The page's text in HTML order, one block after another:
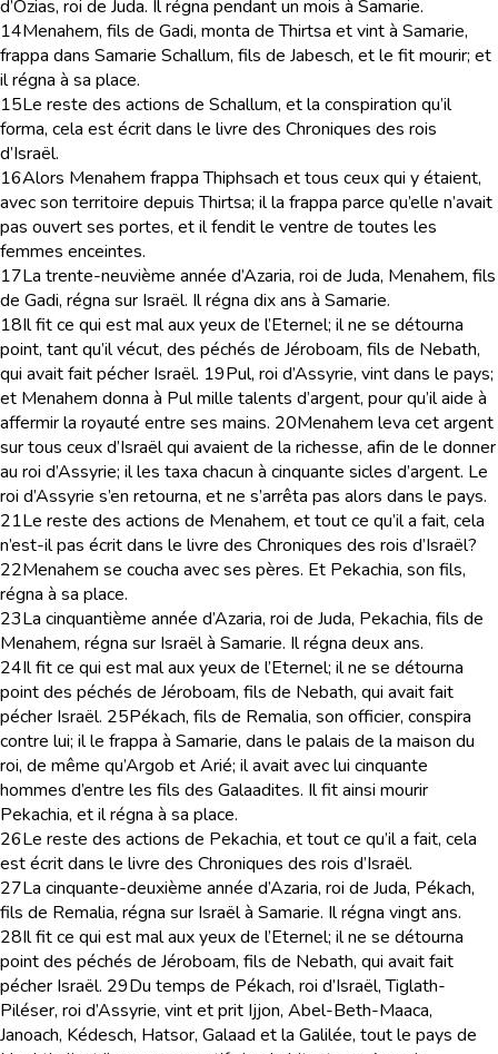
d’Ozias, roi de Juda. Il régna pendant un mois à Samarie.
14Menahem, fils de Gadi, monta de Thirtsa et vint à Samarie,
frappa dans Samarie Schallum, fils de Jabesch, et le fit mourir; et
il régna à sa place.
15Le reste des actions de Schallum, et la conspiration qu’il
forma, cela est écrit dans le livre des Chroniques des rois
d’Israël.
16Alors Menahem frappa Thiphsach et tous ceux qui y étaient,
avec son territoire depuis Thirtsa; il la frappa parce qu’elle n’avait
pas ouvert ses portes, et il fendit le ventre de toutes les
femmes enceintes.
17La trente-neuvième année d’Azaria, roi de Juda, Menahem, fils
de Gadi, régna sur Israël. Il régna dix ans à Samarie.
18Il fit ce qui est mal aux yeux de l’Eternel; il ne se détourna
point, tant qu’il vécut, des péchés de Jéroboam, fils de Nebath,
qui avait fait pécher Israël. 19Pul, roi d’Assyrie, vint dans le pays;
et Menahem donna à Pul mille talents d’argent, pour qu’il aide à
affermir la royauté entre ses mains. 20Menahem leva cet argent
sur tous ceux d’Israël qui avaient de la richesse, afin de le donner
au roi d’Assyrie; il les taxa chacun à cinquante sicles d’argent. Le
roi d’Assyrie s’en retourna, et ne s’arrêta pas alors dans le pays.
21Le reste des actions de Menahem, et tout ce qu’il a fait, cela
n’est-il pas écrit dans le livre des Chroniques des rois d’Israël?
22Menahem se coucha avec ses pères. Et Pekachia, son fils,
régna à sa place.
23La cinquantième année d’Azaria, roi de Juda, Pekachia, fils de
Menahem, régna sur Israël à Samarie. Il régna deux ans.
24Il fit ce qui est mal aux yeux de l’Eternel; il ne se détourna
point des péchés de Jéroboam, fils de Nebath, qui avait fait
pécher Israël. 25Pékach, fils de Remalia, son officier, conspira
contre lui; il le frappa à Samarie, dans le palais de la maison du
roi, de même qu’Argob et Arié; il avait avec lui cinquante
hommes d’entre les fils des Galaadites. Il fit ainsi mourir
Pekachia, et il régna à sa place.
26Le reste des actions de Pekachia, et tout ce qu’il a fait, cela
est écrit dans le livre des Chroniques des rois d’Israël.
27La cinquante-deuxième année d’Azaria, roi de Juda, Pékach,
fils de Remalia, régna sur Israël à Samarie. Il régna vingt ans.
28Il fit ce qui est mal aux yeux de l’Eternel; il ne se détourna
point des péchés de Jéroboam, fils de Nebath, qui avait fait
pécher Israël. 29Du temps de Pékach, roi d’Israël, Tiglath-
Piléser, roi d’Assyrie, vint et prit Ijjon, Abel-Beth-Maaca,
Janoach, Kédesch, Hatsor, Galaad et la Galilée, tout le pays de